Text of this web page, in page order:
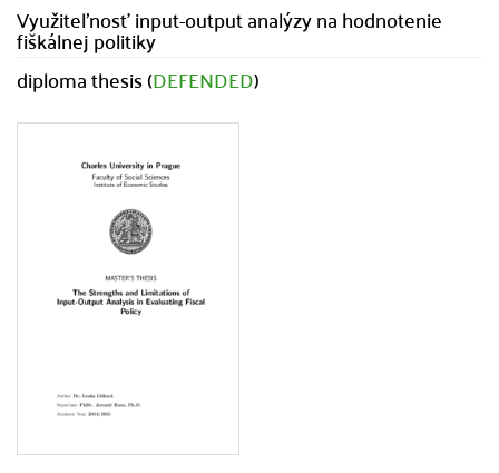
Využiteľnosť input-output analýzy na hodnotenie
fiškálnej politiky
diploma thesis (DEFENDED)